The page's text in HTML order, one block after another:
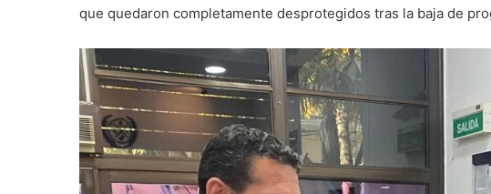
que quedaron completamente desprotegidos tras la baja de